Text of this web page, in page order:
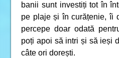
banii sunt investiți tot în
pe plaje și în curățenie, îi
percepe doar odată
poți apoi să intri și să ieși
câte ori dorești.